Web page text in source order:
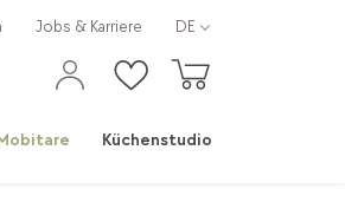
Küchenstudio
Jobs & Karriere DE